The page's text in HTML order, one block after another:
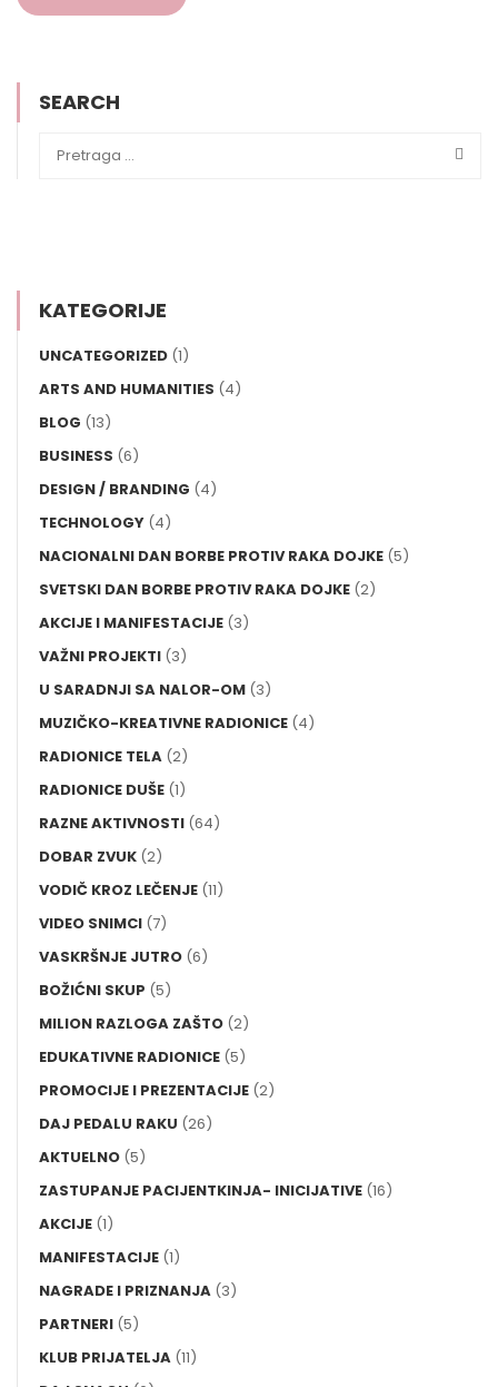
SEARCH
KATEGORIJE
UNCATEGORIZED (1)
ARTS AND HUMANITIES (4)
BLOG (13)
BUSINESS (6)
DESIGN / BRANDING (4)
TECHNOLOGY (4)
NACIONALNI DAN BORBE PROTIV RAKA DOJKE (5)
SVETSKI DAN BORBE PROTIV RAKA DOJKE (2)
AKCIJE I MANIFESTACIJE (3)
VAŽNI PROJEKTI (3)
U SARADNJI SA NALOR-OM (3)
MUZIČKO-KREATIVNE RADIONICE (4)
RADIONICE TELA (2)
RADIONICE DUŠE (1)
RAZNE AKTIVNOSTI (64)
DOBAR ZVUK (2)
VODIČ KROZ LEČENJE (11)
VIDEO SNIMCI (7)
VASKRŠNJE JUTRO (6)
BOŽIĆNI SKUP (5)
MILION RAZLOGA ZAŠTO (2)
EDUKATIVNE RADIONICE (5)
PROMOCIJE I PREZENTACIJE (2)
DAJ PEDALU RAKU (26)
AKTUELNO (5)
ZASTUPANJE PACIJENTKINJA- INICIJATIVE (16)
AKCIJE (1)
MANIFESTACIJE (1)
NAGRADE I PRIZNANJA (3)
PARTNERI (5)
KLUB PRIJATELJA (11)